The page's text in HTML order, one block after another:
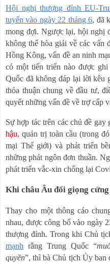
Hội nghị thượng đỉnh EU-
tuyến vào ngày 22 tháng 6, đã
mong đợi. Ngược lại, hội nghị
không thể hòa giải về các vấn
Hồng Kông, vấn đề an ninh
có một tiến triển nào được
Quốc đã không đáp lại lời kêu
thỏa thuận chung về đầu tư,
quyết những vấn đề về trợ cấp
Sự hợp tác trên các chủ đề
hậu, quản trị toàn cầu (trong
mại Thế giới) và phát triển
những phát ngôn đơn thuần.
phát triển vắc-xin chống lại
Khi châu Âu đổi giọng
Thay cho một thông cáo
nhau, được công bố vào ngày
thượng đỉnh. Trong khi Chủ
mạnh rằng Trung Quốc “
quyền”, thì bà Chủ tịch Ủy ban